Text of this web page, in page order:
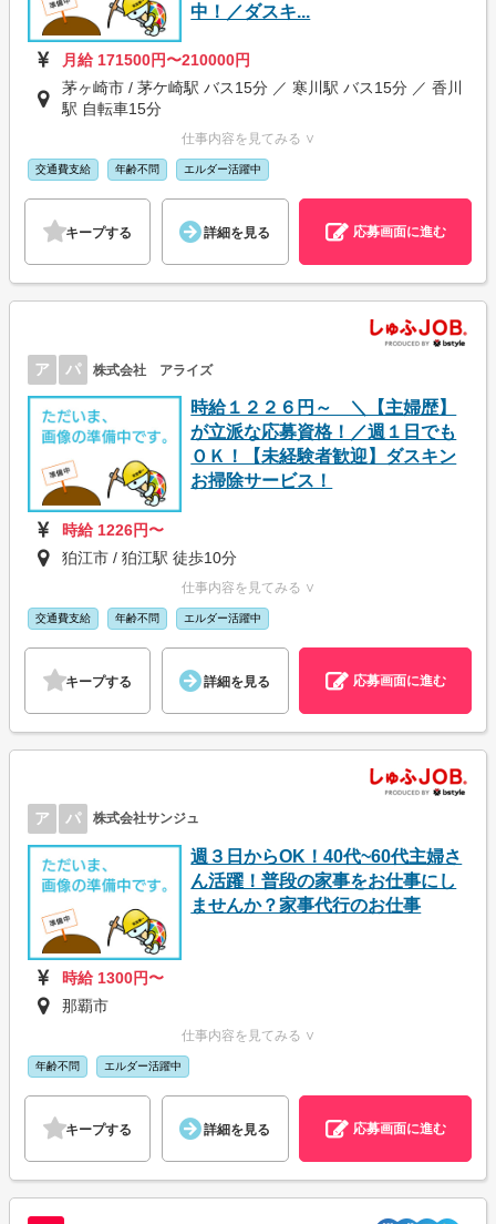
中！／ダスキ...
月給 171500円〜210000円
茅ヶ崎市 / 茅ケ崎駅 バス15分 ／ 寒川駅 バス15分 ／ 香川
駅 自転車15分
仕事内容を見てみる ∨
交通費支給 年齢不問 エルダー活躍中
キープする 詳細を見る 応募画面に進む
ア パ 株式会社 アライズ
時給１２２６円～ ＼【主婦歴】
が立派な応募資格！／週１日でも
ＯＫ！【未経験者歓迎】ダスキン
お掃除サービス！
時給 1226円〜
狛江市 / 狛江駅 徒歩10分
仕事内容を見てみる ∨
交通費支給 年齢不問 エルダー活躍中
キープする 詳細を見る 応募画面に進む
ア パ 株式会社サンジュ
週３日からOK！40代~60代主婦さ
ん活躍！普段の家事をお仕事にし
ませんか？家事代行のお仕事
時給 1300円〜
那覇市
仕事内容を見てみる ∨
年齢不問 エルダー活躍中
キープする 詳細を見る 応募画面に進む